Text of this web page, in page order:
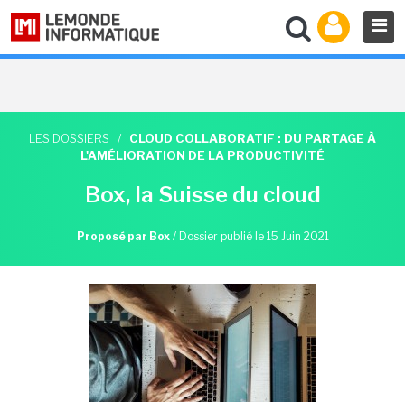
LES DOSSIERS /
CLOUD COLLABORATIF : DU PARTAGE À
L'AMÉLIORATION DE LA PRODUCTIVITÉ
Box, la Suisse du cloud
Proposé par Box/ Dossier publié le 15 Juin 2021